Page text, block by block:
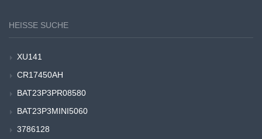
HEISSE SUCHE
XU141
CR17450AH
BAT23P3PR08580
BAT23P3MINI5060
3786128